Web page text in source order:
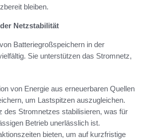
bleiben.
Netzstabilität
Batteriegroßspeichern in der
Sie unterstützen das Stromnetz,
von Energie aus erneuerbaren Quellen
um Lastspitzen auszugleichen.
des Stromnetzes stabilisieren, was für
Betrieb unerlässlich ist.
bieten, um auf kurzfristige